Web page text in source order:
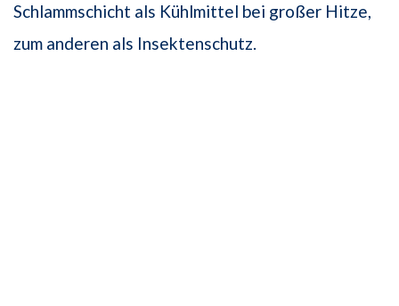
Schlammschicht als Kühlmittel bei großer Hitze,
zum anderen als Insektenschutz.